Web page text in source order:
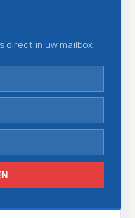
in uw mailbox.